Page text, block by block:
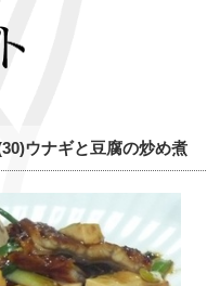
ウナギと豆腐の炒め煮